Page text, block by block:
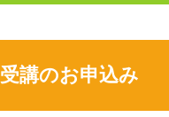
受講のお申込み